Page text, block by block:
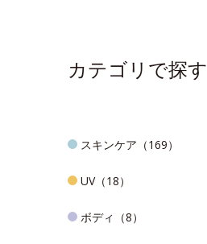
カテゴリで探す
スキンケア（169）
UV（18）
ボディ（8）